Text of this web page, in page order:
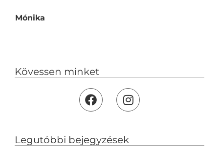
Mónika
Kövessen minket
Legutóbbi bejegyzések